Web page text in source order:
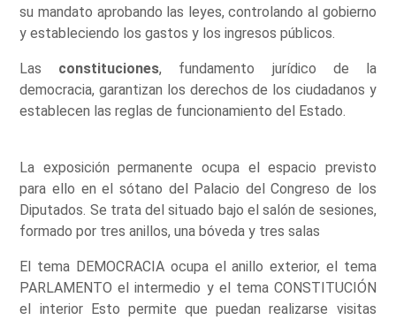
su mandato aprobando las leyes, controlando al gobierno
y estableciendo los gastos y los ingresos públicos.
Las constituciones, fundamento jurídico de la
democracia, garantizan los derechos de los ciudadanos y
establecen las reglas de funcionamiento del Estado.
La exposición permanente ocupa el espacio previsto
para ello en el sótano del Palacio del Congreso de los
Diputados. Se trata del situado bajo el salón de sesiones,
formado por tres anillos, una bóveda y tres salas
El tema DEMOCRACIA ocupa el anillo exterior, el tema
PARLAMENTO el intermedio y el tema CONSTITUCIÓN
el interior Esto permite que puedan realizarse visitas